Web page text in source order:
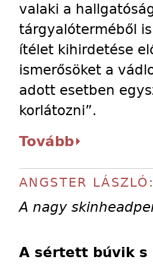
valaki a
tárgyalóterméből
ítélet kihirdetése
ismerősöket a
adott esetben
korlátozni”.
Tovább
ANGSTER
A nagy
A sértett búvik s